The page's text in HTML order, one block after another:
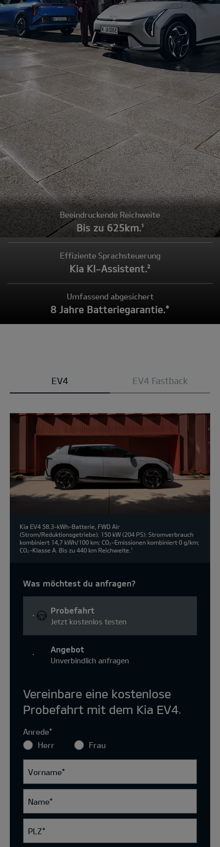
Beeindruckende Reichweite
Bis zu 625km.¹
Effiziente Sprachsteuerung
Kia KI-Assistent.²
Umfassend abgesichert
8 Jahre Batteriegarantie.*
EV4 EV4 Fastback
Kia EV4 58.3-kWh-Batterie, FWD Air
(Strom/Reduktionsgetriebe); 150 kW (204 PS): Stromverbrauch
kombiniert 14,7 kWh/100 km; CO₂-Emissionen kombiniert 0 g/km;
CO₂-Klasse A. Bis zu 440 km Reichweite.
1
Was möchtest du anfragen?
Probefahrt
Jetzt kostenlos testen
Angebot
Unverbindlich anfragen
Vereinbare eine kostenlose
Probefahrt mit dem Kia EV4.
Anrede*
Herr
Frau
Vorname*
Name*
PLZ*